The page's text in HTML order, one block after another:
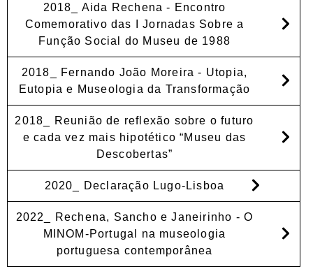
2018_ Aida Rechena - Encontro
Comemorativo das I Jornadas Sobre a
Função Social do Museu de 1988
2018_ Fernando João Moreira - Utopia,
Eutopia e Museologia da Transformação
2018_ Reunião de reflexão sobre o futuro
e cada vez mais hipotético “Museu das
Descobertas”
2020_ Declaração Lugo-Lisboa
2022_ Rechena, Sancho e Janeirinho - O
MINOM-Portugal na museologia
portuguesa contemporânea